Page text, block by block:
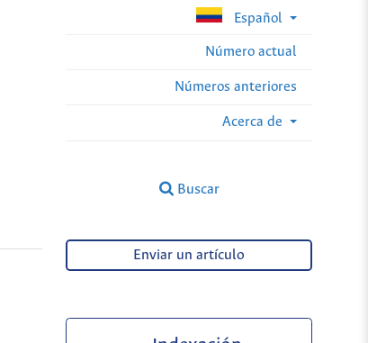
Español
Número actual
Números anteriores
Acerca de
Buscar
Enviar un artículo